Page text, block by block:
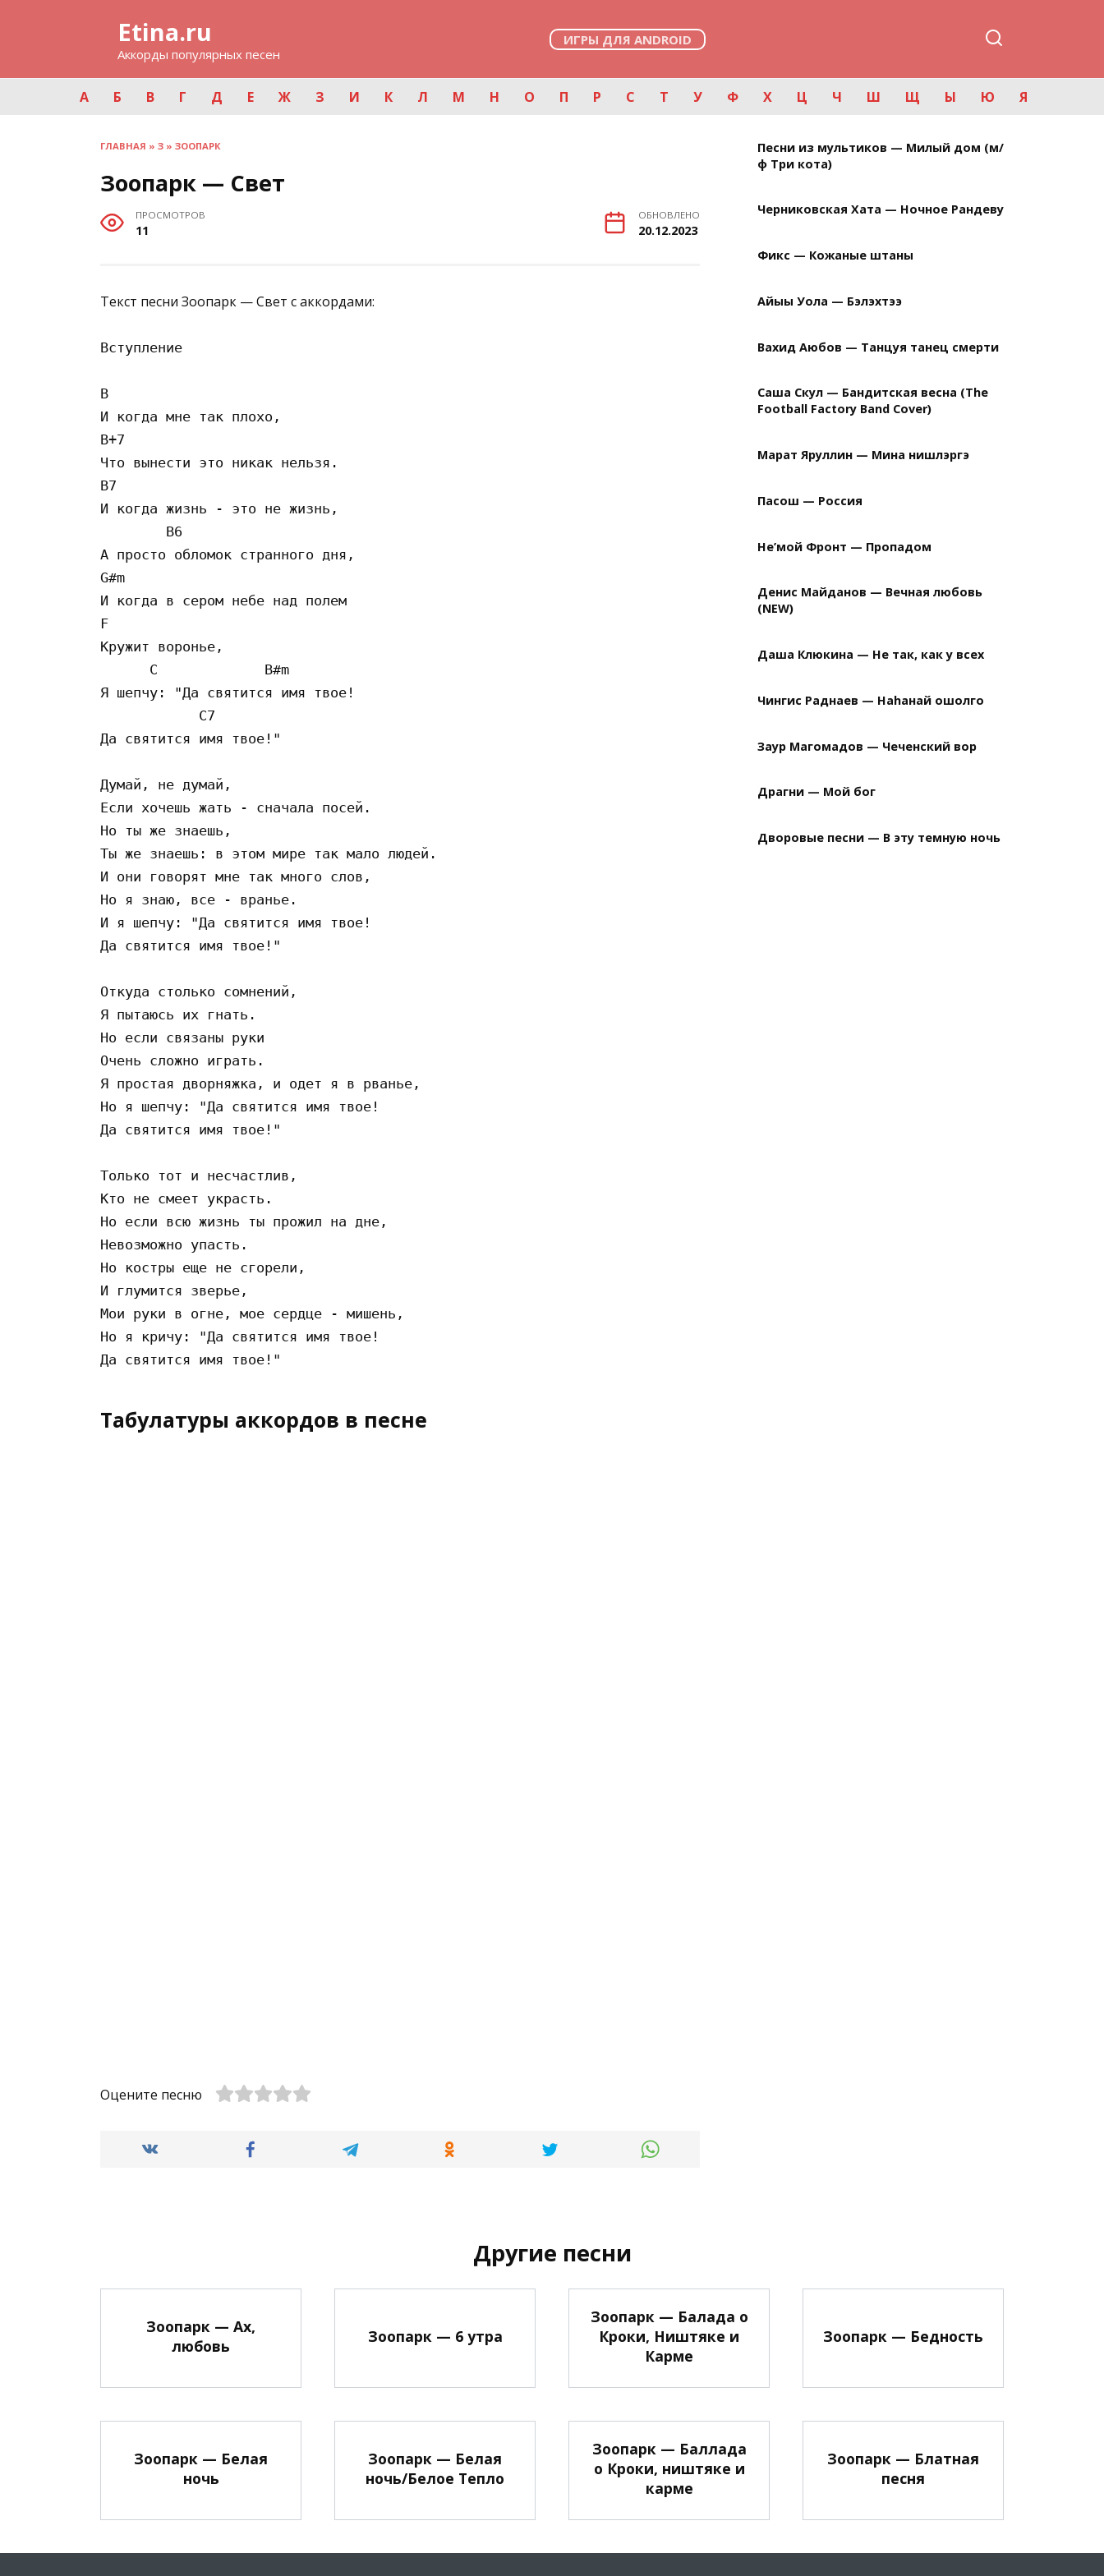
Etina.ru
Аккорды популярных песен
ИГРЫ ДЛЯ ANDROID
А Б В Г Д Е Ж З И К Л М Н О П Р С Т У Ф Х Ц Ч Ш Щ Ы Ю Я
ГЛАВНАЯ » З » ЗООПАРК
Зоопарк — Свет
ПРОСМОТРОВ
11
ОБНОВЛЕНО
20.12.2023
Текст песни Зоопарк — Свет с аккордами:
Вступление
B
И когда мне так плохо,
B+7
Что вынести это никак нельзя.
B7
И когда жизнь - это не жизнь,
        B6
А просто обломок странного дня,
G#m
И когда в сером небе над полем
F
Кружит воронье,
      C             B#m
Я шепчу: "Да святится имя твое!
            C7
Да святится имя твое!"
Думай, не думай,
Если хочешь жать - сначала посей.
Но ты же знаешь,
Ты же знаешь: в этом мире так мало людей.
И они говорят мне так много слов,
Но я знаю, все - вранье.
И я шепчу: "Да святится имя твое!
Да святится имя твое!"
Откуда столько сомнений,
Я пытаюсь их гнать.
Но если связаны руки
Очень сложно играть.
Я простая дворняжка, и одет я в рванье,
Но я шепчу: "Да святится имя твое!
Да святится имя твое!"
Только тот и несчастлив,
Кто не смеет украсть.
Но если всю жизнь ты прожил на дне,
Невозможно упасть.
Но костры еще не сгорели,
И глумится зверье,
Мои руки в огне, мое сердце - мишень,
Но я кричу: "Да святится имя твое!
Табулатуры аккордов в песне
Оцените песню
Песни из мультиков — Милый дом (м/
ф Три кота)
Черниковская Хата — Ночное Рандеву
Фикс — Кожаные штаны
Айыы Уола — Бэлэхтээ
Вахид Аюбов — Танцуя танец смерти
Саша Скул — Бандитская весна (The
Football Factory Band Cover)
Марат Яруллин — Мина нишлэргэ
Пасош — Россия
Не’мой Фронт — Пропадом
Денис Майданов — Вечная любовь
(NEW)
Даша Клюкина — Не так, как у всех
Чингис Раднаев — Наhанай ошолго
Заур Магомадов — Чеченский вор
Драгни — Мой бог
Дворовые песни — В эту темную ночь
Другие песни
Зоопарк — Ах,
любовь
Зоопарк — 6 утра
Зоопарк — Балада о
Кроки, Ништяке и
Карме
Зоопарк — Бедность
Зоопарк — Белая
ночь
Зоопарк — Белая
ночь/Белое Тепло
Зоопарк — Баллада
о Кроки, ништяке и
карме
Зоопарк — Блатная
песня